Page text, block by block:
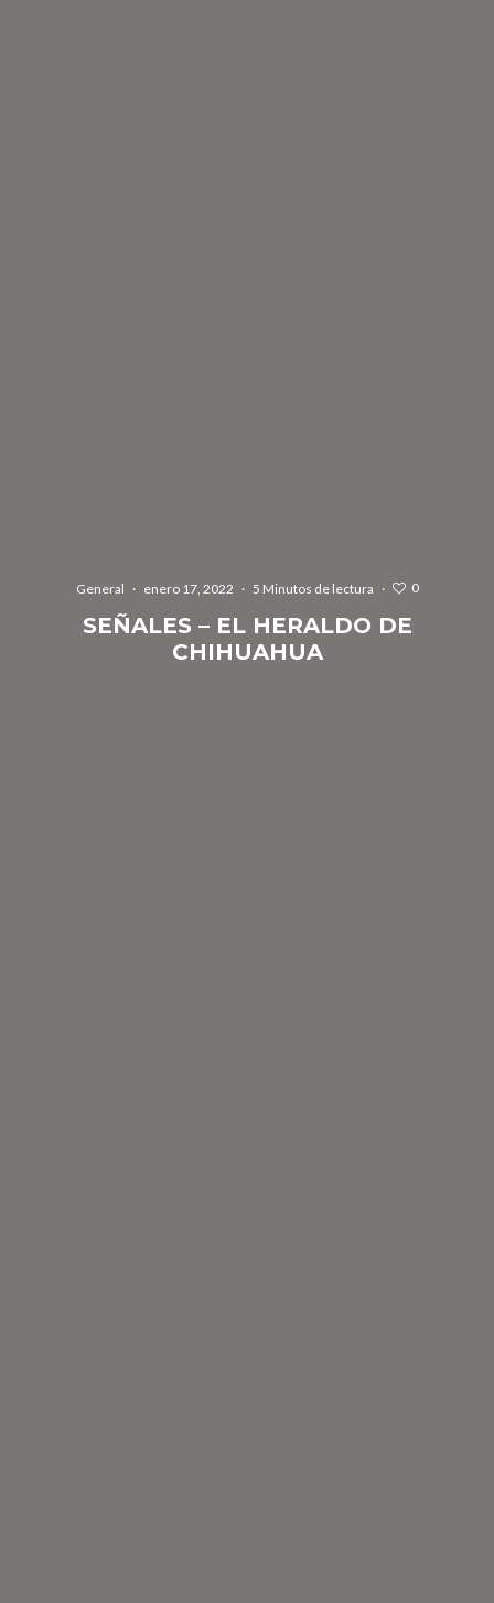
General · enero 17, 2022 · 5 Minutos de lectura · 0
SEÑALES – EL HERALDO DE
CHIHUAHUA